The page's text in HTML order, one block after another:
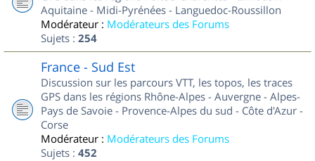
Aquitaine - Midi-Pyrénées - Languedoc-Roussillon
Modérateur : Modérateurs des Forums
Sujets : 254
France - Sud Est
Discussion sur les parcours VTT, les topos, les traces
GPS dans les régions Rhône-Alpes - Auvergne - Alpes-
Pays de Savoie - Provence-Alpes du sud - Côte d'Azur -
Corse
Modérateur : Modérateurs des Forums
Sujets : 452